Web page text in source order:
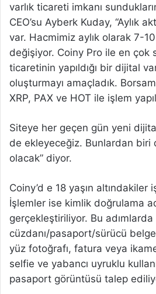
varlık ticareti imkanı
CEO’su Ayberk Kuday, “Aylık
var. Hacmimiz aylık olarak 7-
değişiyor. Coiny Pro ile en çok
ticaretinin yapıldığı bir dijital
oluşturmayı amaçladık.
XRP, PAX ve HOT ile işlem
Siteye her geçen gün yeni
de ekleyeceğiz. Bunlardan biri
olacak” diyor.
Coiny’d e 18 yaşın altındakiler
İşlemler ise kimlik doğrulama
gerçekleştiriliyor. Bu
cüzdanı/pasaport/sürücü
yüz fotoğrafı, fatura veya
selfie ve yabancı uyruklu
pasaport görüntüsü talep